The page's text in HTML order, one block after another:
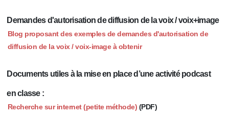
Demandes d'autorisation de diffusion de la voix / voix+image
Blog proposant des exemples de demandes d'autorisation de
diffusion de la voix / voix-image à obtenir
Documents utiles à la mise en place d’une activité podcast
en classe :
Recherche sur internet (petite méthode) (PDF)